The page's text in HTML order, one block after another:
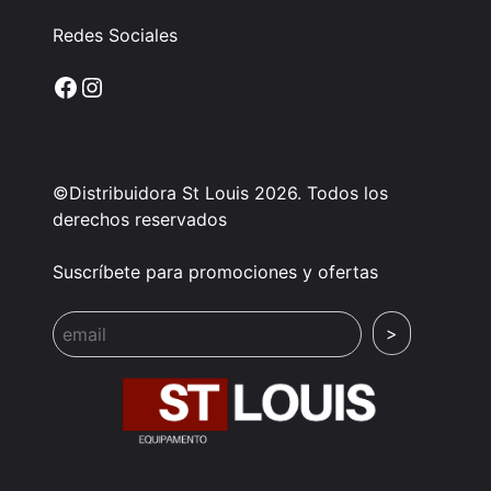
Redes Sociales
Facebook
Instagram
©Distribuidora St Louis 2026. Todos los
derechos reservados
Suscríbete para promociones y ofertas